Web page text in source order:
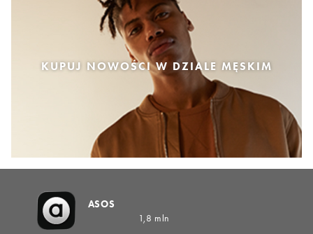
KUPUJ NOWOŚCI W DZIALE MĘSKIM
ASOS
1,8 mln